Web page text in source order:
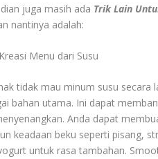
juga masih ada Trik Lain
nantinya adalah:
Menu dari Susu
tidak mau minum susu
bahan utama. Ini dapat
Anda dapat
keadaan beku seperti pisang,
untuk rasa tambahan.